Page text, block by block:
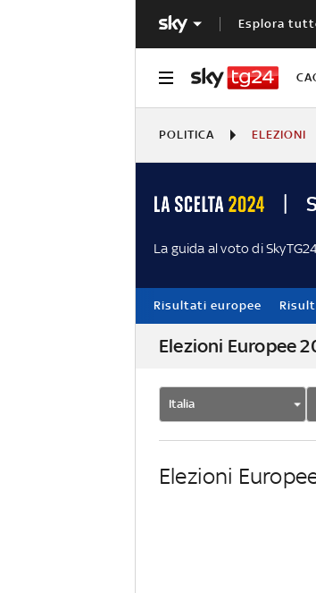
Esplora
POLITICA ELEZIONI
La guida al voto di
Risultati europee
Elezioni Europee
Italia
Elezioni